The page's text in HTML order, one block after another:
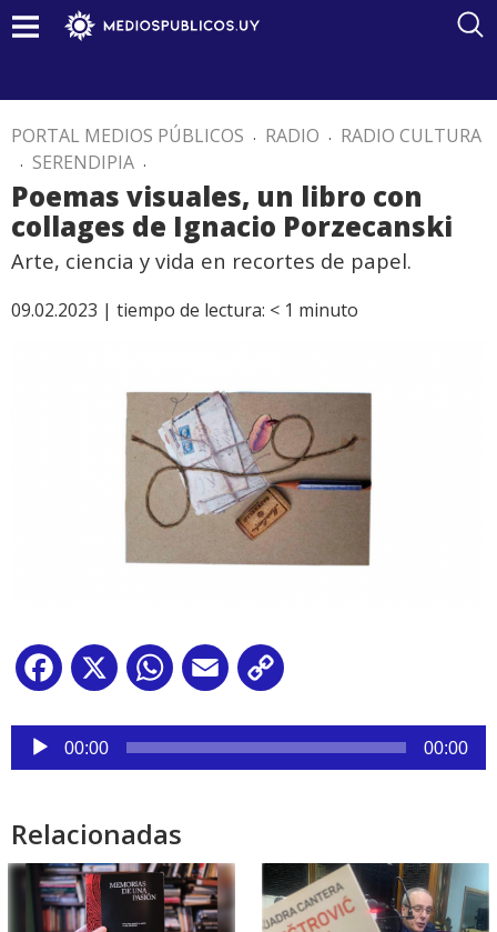
PORTAL MEDIOS PÚBLICOS . RADIO . RADIO CULTURA
. SERENDIPIA .
Poemas visuales, un libro con
collages de Ignacio Porzecanski
Arte, ciencia y vida en recortes de papel.
09.02.2023 | tiempo de lectura: < 1 minuto
Facebook
X WhatsApp
Email
Reproductor
audio
00:00 00:00
Relacionadas